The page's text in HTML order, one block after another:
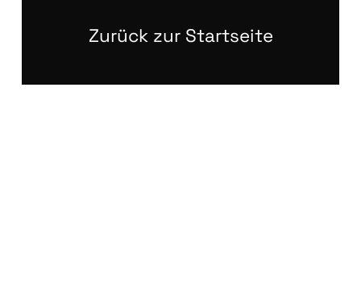
Zurück zur Startseite